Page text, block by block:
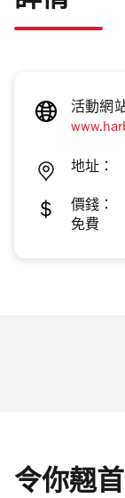
活動網
地址：
價錢：
免費
令你翹